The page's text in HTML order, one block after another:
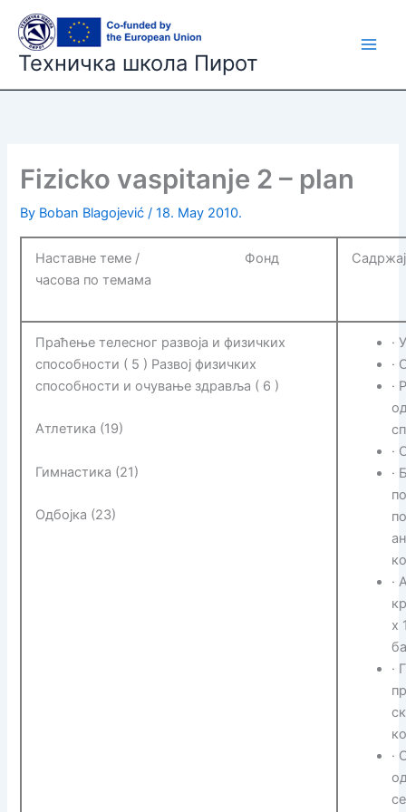
content
Техничка школа Пирот
Fizicko vaspitanje 2 – plan
By Boban Blagojević/18. May 2010.
Наставне теме / Фонд
часова по темама
Праћење телесног развоја и физичких
способности ( 5 ) Развој физичких
способности и очување здравља ( 6 )
Атлетика (19)
Гимнастика (21)
Одбојка (23)
·
·
·
·
·
·
x
·
·